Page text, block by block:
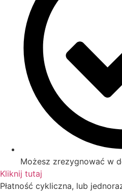
Możesz zrezygnować w
Kliknij tutaj
Płatność cykliczna, lub